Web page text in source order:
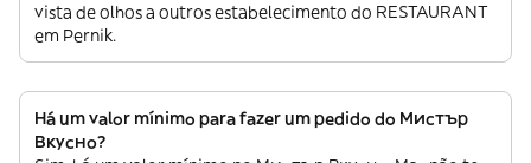
vista de olhos a outros estabelecimento do RESTAURANT
em Pernik.
Há um valor mínimo para fazer um pedido do Мистър
Вкусно?